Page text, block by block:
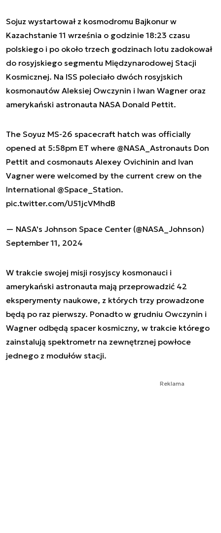
Sojuz wystartował z kosmodromu Bajkonur w
Kazachstanie 11 września o godzinie 18:23 czasu
polskiego i po około trzech godzinach lotu zadokował
do rosyjskiego segmentu Międzynarodowej Stacji
Kosmicznej. Na ISS poleciało dwóch rosyjskich
kosmonautów Aleksiej Owczynin i Iwan Wagner oraz
amerykański astronauta NASA Donald Pettit.
The Soyuz MS-26 spacecraft hatch was officially
opened at 5:58pm ET where @NASA_Astronauts Don
Pettit and cosmonauts Alexey Ovichinin and Ivan
Vagner were welcomed by the current crew on the
International @Space_Station.
pic.twitter.com/U51jcVMhdB
— NASA's Johnson Space Center (@NASA_Johnson)
September 11, 2024
W trakcie swojej misji rosyjscy kosmonauci i
amerykański astronauta mają przeprowadzić 42
eksperymenty naukowe, z których trzy prowadzone
będą po raz pierwszy. Ponadto w grudniu Owczynin i
Wagner odbędą spacer kosmiczny, w trakcie którego
zainstalują spektrometr na zewnętrznej powłoce
jednego z modułów stacji.
Reklama